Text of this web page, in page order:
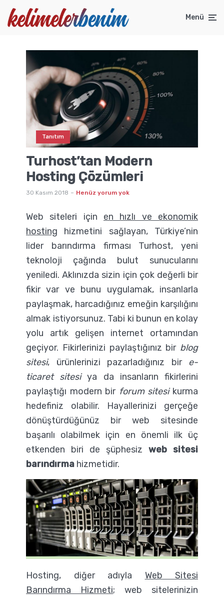
Menü
Tanıtım
Turhost’tan Modern
Hosting Çözümleri
30 Kasım 2018 Henüz yorum yok
Web siteleri için en hızlı ve ekonomik
hosting hizmetini sağlayan, Türkiye’nin
lider barındırma firması Turhost, yeni
teknoloji çağında bulut sunucularını
yeniledi. Aklınızda sizin için çok değerli bir
fikir var ve bunu uygulamak, insanlarla
paylaşmak, harcadığınız emeğin karşılığını
almak istiyorsunuz. Tabi ki bunun en kolay
yolu artık gelişen internet ortamından
geçiyor. Fikirlerinizi paylaştığınız bir blog
sitesi, ürünlerinizi pazarladığınız bir e-
ticaret sitesiya da insanların fikirlerini
paylaştığı modern bir forum sitesikurma
hedefiniz olabilir. Hayallerinizi gerçeğe
dönüştürdüğünüz bir web sitesinde
başarılı olabilmek için en önemli ilk üç
etkenden biri de şüphesiz web sitesi
barındırma hizmetidir.
Hosting, diğer adıyla Web Sitesi
Barındırma Hizmeti; web sitelerinizin